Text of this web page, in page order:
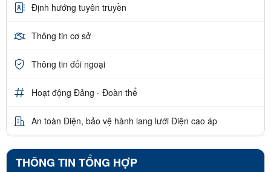
Định hướng tuyên truyền
Thông tin cơ sở
Thông tin đối ngoại
Hoạt động Đảng - Đoàn thể
An toàn Điện, bảo vệ hành lang lưới Điện cao áp
THÔNG TIN TỔNG HỢP